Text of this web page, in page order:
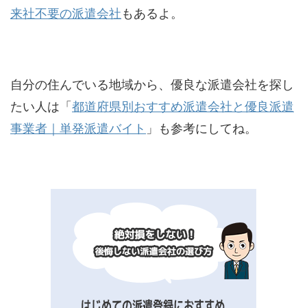
来社不要の派遣会社もあるよ。
自分の住んでいる地域から、優良な派遣会社を探し
たい人は「 都道府県別おすすめ派遣会社と優良派遣
事業者｜単発派遣バイト 」も参考にしてね。